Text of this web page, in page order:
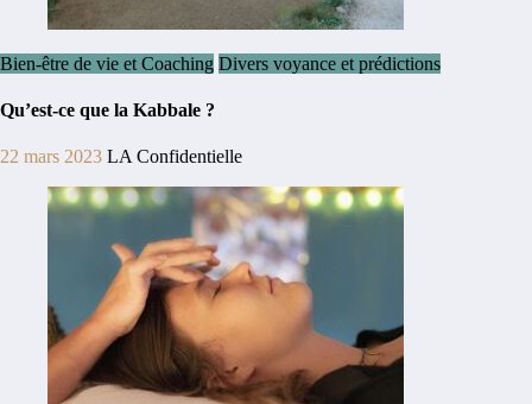
Bien-être de vie et Coaching Divers voyance et prédictions
Qu’est-ce que la Kabbale ?
22 mars 2023 LA Confidentielle